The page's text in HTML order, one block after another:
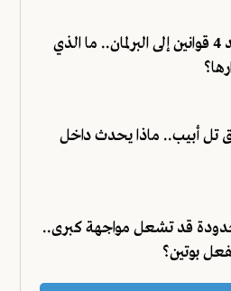
عون يعيد 4 قوانين إلى البرلمان.. ما الذي
تل أبيب.. ماذا يحدث داخل
قد تشعل مواجهة كبرى..
بوتين؟